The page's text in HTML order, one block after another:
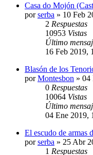
Casa do Mojón
porserba » 10 Feb
2 Respuestas
10953 Vistas
Último
16 Feb 2019,
Blasón de los
porMontesbon » 04
0 Respuestas
10064 Vistas
Último
04 Ene 2019,
El escudo de armas
porserba » 25 Abr
1 Respuestas